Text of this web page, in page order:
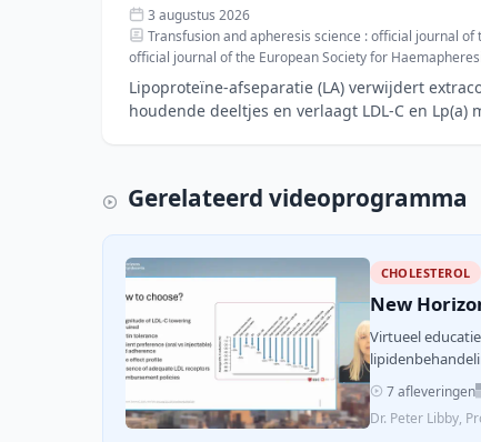
3 augustus 2026
Transfusion and apheresis science : official journal
official journal of the European Society for
Lipoproteïne-afseparatie (LA) verwijdert
houdende deeltjes en verlaagt LDL-C en Lp(a)
Gerelateerd videoprogramma
CHOLESTEROL
New
Virtueel
7 afleveringen
Dr. Peter Libby,